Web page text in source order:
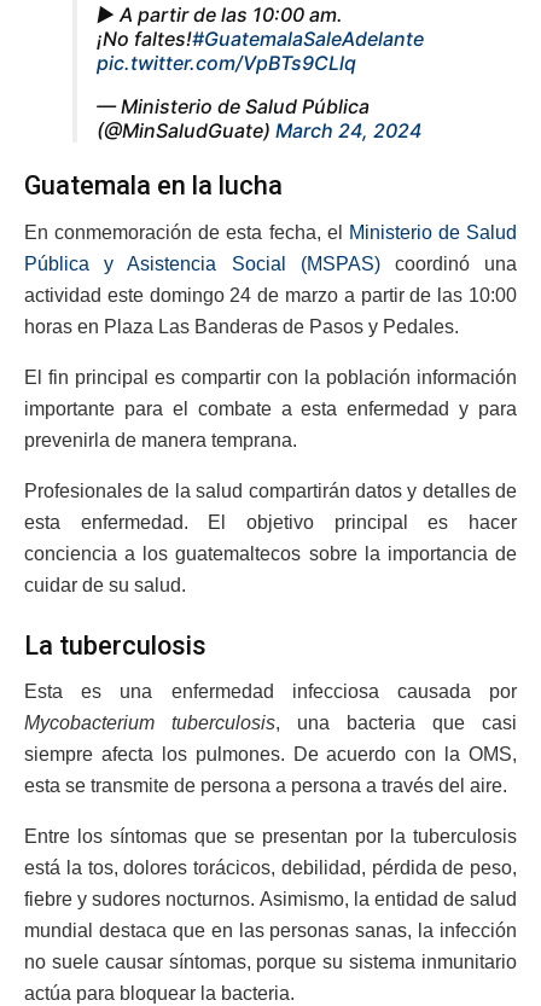
▶️ A partir de las 10:00 am.
¡No faltes!#GuatemalaSaleAdelante
pic.twitter.com/VpBTs9CLlq
— Ministerio de Salud Pública
(@MinSaludGuate) March 24, 2024
Guatemala en la lucha
En conmemoración de esta fecha, el
Ministerio de Salud
Pública y Asistencia Social (MSPAS)coordinó una
actividad este domingo 24 de marzo a partir de las 10:00
horas en Plaza Las Banderas de Pasos y Pedales.
El fin principal es compartir con la población información
importante para el combate a esta enfermedad y para
prevenirla de manera temprana.
Profesionales de la salud compartirán datos y detalles de
esta enfermedad. El objetivo principal es hacer
conciencia a los guatemaltecos sobre la importancia de
cuidar de su salud.
La tuberculosis
Esta es una enfermedad infecciosa causada por
Mycobacterium tuberculosis, una bacteria que casi
siempre afecta los pulmones. De acuerdo con la OMS,
esta se transmite de persona a persona a través del aire.
Entre los síntomas que se presentan por la tuberculosis
está la tos, dolores torácicos, debilidad, pérdida de peso,
fiebre y sudores nocturnos. Asimismo, la entidad de salud
mundial destaca que en las personas sanas, la infección
no suele causar síntomas, porque su sistema inmunitario
actúa para bloquear la bacteria.